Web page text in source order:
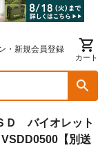
・新規会員登録
カート
Ｄ バイオレット
【別送